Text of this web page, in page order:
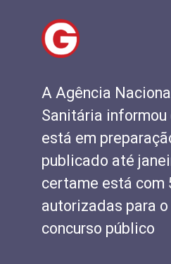
A Agência
Sanitária informou
está em
publicado até
certame está com
autorizadas para
concurso público